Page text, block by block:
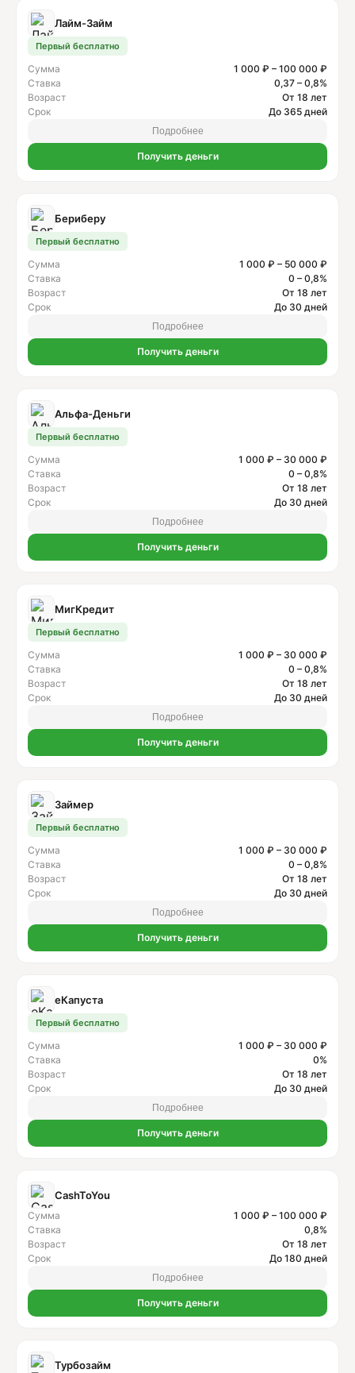
Лайм-Займ
Первый бесплатно
Сумма
1 000 ₽ – 100 000 ₽
Ставка
0,37 – 0,8%
Возраст
От 18 лет
Срок
До 365 дней
Подробнее
Получить деньги
Бериберу
Первый бесплатно
Сумма
1 000 ₽ – 50 000 ₽
Ставка
0 – 0,8%
Возраст
От 18 лет
Срок
До 30 дней
Подробнее
Получить деньги
Альфа-Деньги
Первый бесплатно
Сумма
1 000 ₽ – 30 000 ₽
Ставка
0 – 0,8%
Возраст
От 18 лет
Срок
До 30 дней
Подробнее
Получить деньги
МигКредит
Первый бесплатно
Сумма
1 000 ₽ – 30 000 ₽
Ставка
0 – 0,8%
Возраст
От 18 лет
Срок
До 30 дней
Подробнее
Получить деньги
Займер
Первый бесплатно
Сумма
1 000 ₽ – 30 000 ₽
Ставка
0 – 0,8%
Возраст
От 18 лет
Срок
До 30 дней
Подробнее
Получить деньги
еКапуста
Первый бесплатно
Сумма
1 000 ₽ – 30 000 ₽
Ставка
0%
Возраст
От 18 лет
Срок
До 30 дней
Подробнее
Получить деньги
CashToYou
Сумма
1 000 ₽ – 100 000 ₽
Ставка
0,8%
Возраст
От 18 лет
Срок
До 180 дней
Подробнее
Получить деньги
Турбозайм